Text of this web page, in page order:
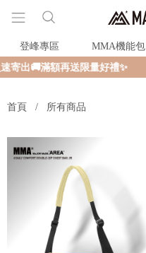
登峰專區 MMA機能包
出🚚滿額再送限量好禮✨
首頁 所有商品